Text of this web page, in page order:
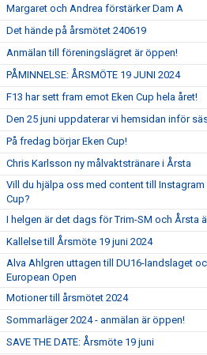
Margaret och Andrea förstärker Dam A
Det hände på årsmötet 240619
Anmälan till föreningslägret är öppen!
PÅMINNELSE: ÅRSMÖTE 19 JUNI 2024
F13 har sett fram emot Eken Cup hela året!
Den 25 juni uppdaterar vi hemsidan inför
På fredag börjar Eken Cup!
Chris Karlsson ny målvaktstränare i Årsta
Vill du hjälpa oss med content till Instagram
Cup?
I helgen är det dags för Trim-SM och Årsta
Kallelse till Årsmöte 19 juni 2024
Alva Ahlgren uttagen till DU16-landslaget
European Open
Motioner till årsmötet 2024
Sommarläger 2024 - anmälan är öppen!
SAVE THE DATE: Årsmöte 19 juni